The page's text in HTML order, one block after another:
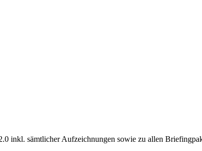
inkl. sämtlicher Aufzeichnungen sowie zu allen